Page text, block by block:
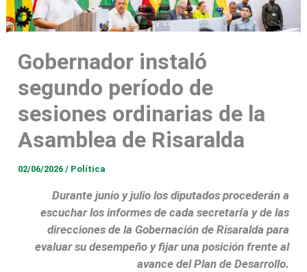
Gobernador instaló
segundo período de
sesiones ordinarias de la
Asamblea de Risaralda
02/06/2026/ Política
Durante junio y julio los diputados procederán a
escuchar los informes de cada secretaría y de las
direcciones de la Gobernación de Risaralda para
evaluar su desempeño y fijar una posición frente al
avance del Plan de Desarrollo.